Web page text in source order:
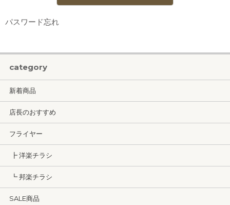
パスワード忘れ
category
新着商品
店長のおすすめ
フライヤー
┣ 洋楽チラシ
┗ 邦楽チラシ
SALE商品